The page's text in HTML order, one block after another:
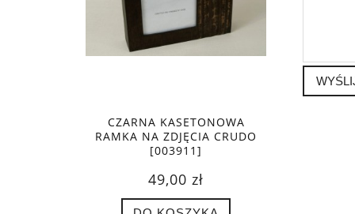
CZARNA KASETONOWA
RAMKA NA ZDJĘCIA CRUDO
[003911]
49,00 zł